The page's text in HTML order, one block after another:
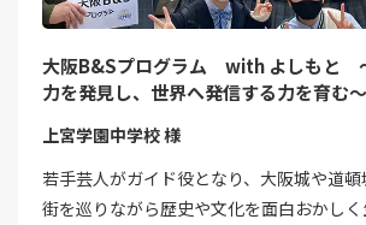
大阪B&Sプログラム with よしもと
力を発見し、世界へ発信する力を育む～
上宮学園中学校 様
若手芸人がガイド役となり、大阪城や道
街を巡りながら歴史や文化を面白おかし